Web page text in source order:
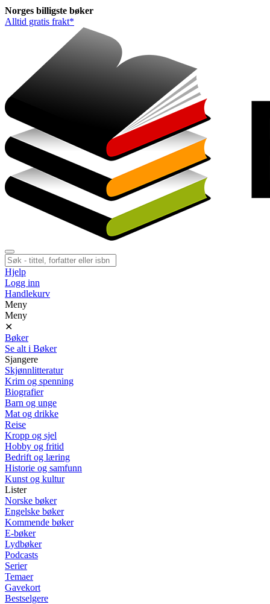
Norges billigste bøker
Alltid gratis frakt*
Hjelp
Logg inn
Handlekurv
Meny
Meny
✕
Bøker
Se alt i Bøker
Sjangere
Skjønnlitteratur
Krim og spenning
Biografier
Barn og unge
Mat og drikke
Reise
Kropp og sjel
Hobby og fritid
Bedrift og læring
Historie og samfunn
Kunst og kultur
Lister
Norske bøker
Engelske bøker
Kommende bøker
E-bøker
Lydbøker
Podcasts
Serier
Temaer
Gavekort
Bestselgere